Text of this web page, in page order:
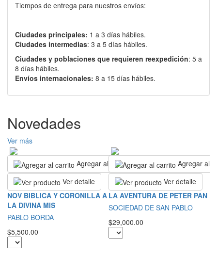
Tiempos de entrega para nuestros envíos:
Ciudades principales: 1 a 3 días hábiles.
Ciudades intermedias: 3 a 5 días hábiles.
Ciudades y poblaciones que requieren reexpedición: 5 a
8 días hábiles.
Envíos internacionales: 8 a 15 días hábiles.
Novedades
Ver más
Agregar al carrito
Ver detalle
NOV BIBLICA Y CORONILLA A
LA DIVINA MIS
PABLO BORDA
$5,500.00
Agregar al
Ver detalle
LA AVENTURA DE PETER PAN
SOCIEDAD DE SAN PABLO
$29,000.00